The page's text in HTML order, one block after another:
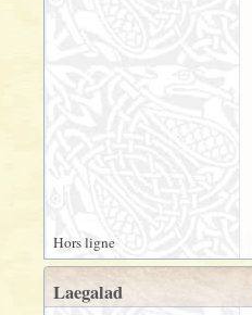
Hors ligne
Laegalad